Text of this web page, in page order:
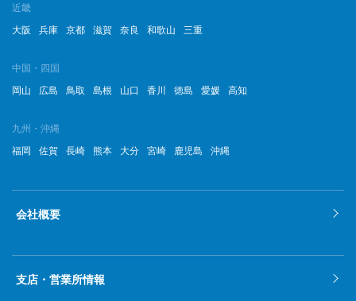
2022年8月
2022年6月
2022年5月
2022年4月
2022年3月
2022年1月
近畿
大阪
兵庫 京都 滋賀 奈良 和歌山 三重
中国・四国
岡山
広島 鳥取 島根 山口 香川 徳島 愛媛 高知
九州・沖縄
福岡
佐賀 長崎 熊本 大分 宮崎 鹿児島 沖縄
会社概要
支店・営業所情報